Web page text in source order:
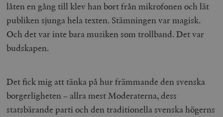
låten en gång till klev han bort från mikrofonen och lät
publiken sjunga hela texten. Stämningen var magisk.
Och det var inte bara musiken som trollband. Det var
budskapen.
Det fick mig att tänka på hur främmande den svenska
borgerligheten – allra mest Moderaterna, dess
statsbärande parti och den traditionella svenska högerns